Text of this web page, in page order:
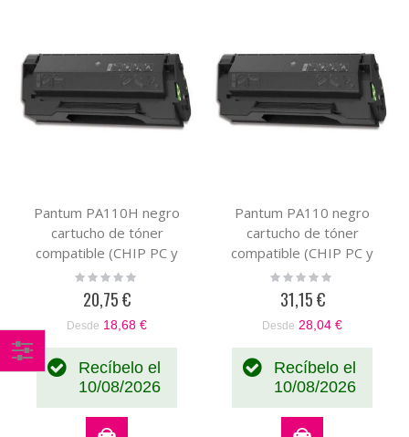
Pantum PA110H negro
cartucho de tóner
compatible (CHIP PC y
PD)
Rating:
20,75 €
Desde 18,68 €
Recíbelo el
10/08/2026
Pantum PA110 negro
cartucho de tóner
compatible (CHIP PC y
PD)
Rating:
31,15 €
Desde 28,04 €
Recíbelo el
10/08/2026
Comprar